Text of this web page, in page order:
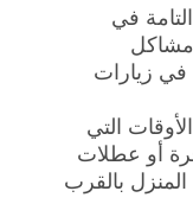
في
في زيارات
التي
أو عطلات
بالقرب